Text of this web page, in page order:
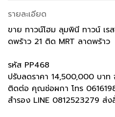
รายละเอียด
ขาย ทาวน์โฮม ลุมพินี ทาวน์ เร
ดพร้าว 21 ติด MRT ลาดพร้าว
รหัส PP468
ปรับลดราคา 14,500,000 บา
ติดต่อ คุณช่อผกา โทร
สำรอง LINE 0812523279 ส่ง